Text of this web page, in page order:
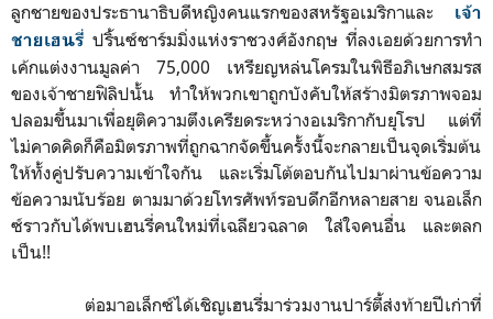
ลูกชายของประธานาธิบดีหญิงคนแรกของสหรัฐอเมริกาและ เจ้า
ชายเฮนรี่ ปริ้นซ์ชาร์มมิ่งแห่งราชวงศ์อังกฤษ ที่ลงเอยด้วยการทำ
เค้กแต่งงานมูลค่า 75,000 เหรียญหล่นโครมในพิธีอภิเษกสมรส
ของเจ้าชายฟิลิปนั้น ทำให้พวกเขาถูกบังคับให้สร้างมิตรภาพจอม
ปลอมขึ้นมาเพื่อยุติความตึงเครียดระหว่างอเมริกากับยุโรป แต่ที่
ไม่คาดคิดก็คือมิตรภาพที่ถูกฉากจัดขึ้นครั้งนี้จะกลายเป็นจุดเริ่มต้น
ให้ทั้งคู่ปรับความเข้าใจกัน และเริ่มโต้ตอบกันไปมาผ่านข้อความ
ข้อความนับร้อย ตามมาด้วยโทรศัพท์รอบดึกอีกหลายสาย จนอเล็ก
ซ์ราวกับได้พบเฮนรี่คนใหม่ที่เฉลียวฉลาด ใส่ใจคนอื่น และตลก
เป็น!!
ต่อมาอเล็กซ์ได้เชิญเฮนรี่มาร่วมงานปาร์ตี้ส่งท้ายปีเก่าที่